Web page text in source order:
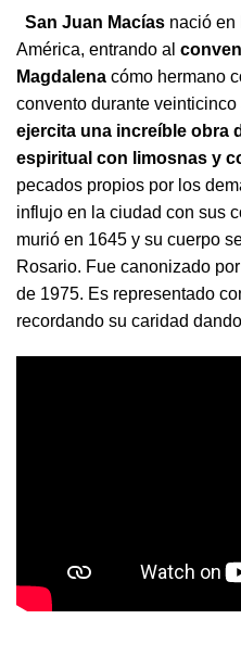
San Juan Macías nació en
América, entrando al
Magdalena cómo hermano
convento durante
ejercita una increíble obra
espiritual con limosnas y
pecados propios por los
influjo en la ciudad con sus
murió en 1645 y su cuerpo
Rosario. Fue canonizado
de 1975. Es representado
recordando su caridad